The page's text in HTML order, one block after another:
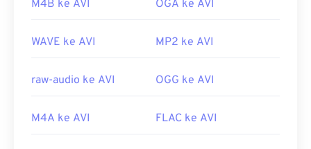
https://www.iso.org/standar/22412.html
https://en.wikipedia.org/wiki/Audio_Video_Interleave
M4B ke AVI OGA ke AVI
WAVE ke AVI MP2 ke AVI
raw-audio ke AVI OGG ke AVI
M4A ke AVI FLAC ke AVI